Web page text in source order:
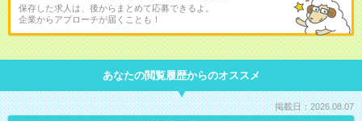
保存した求人は、後からまとめて応募できるよ。
企業からアプローチが届くことも！
あなたの閲覧履歴からのオススメ
掲載日：2026.08.07